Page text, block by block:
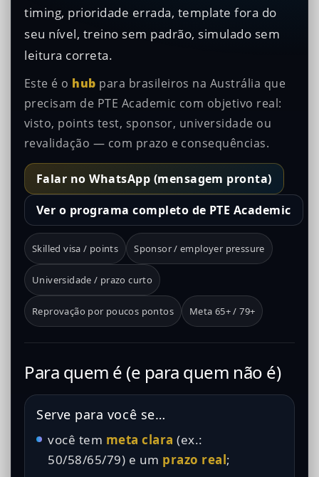
timing, prioridade errada, template fora do
seu nível, treino sem padrão, simulado sem
leitura correta.
Este é o hub para brasileiros na Austrália que
precisam de PTE Academic com objetivo real:
visto, points test, sponsor, universidade ou
revalidação — com prazo e consequências.
Falar no WhatsApp (mensagem pronta)
Ver o programa completo de PTE Academic
Skilled visa / points Sponsor / employer pressure
Universidade / prazo curto
Reprovação por poucos pontos Meta 65+ / 79+
Para quem é (e para quem não é)
Serve para você se…
você tem meta clara (ex.:
50/58/65/79) e um prazo real;